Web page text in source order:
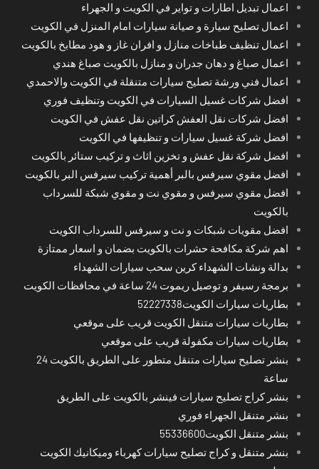
اعمال تبديل اطارات و تواير في الكويت و الجهراء
اعمال تصليح سيارة و صيانة سيارات امام المنزل في الكويت
اعمال تنظيف طباخات منازل و افران غاز و هود مطابخ بالكويت
اعمال صباغ و دهان جدران و منازل بالكويت صباغ هندي
اعمال فني ورشة تصليح سيارات متنقلة في الكويت والاحمدي
افضل شركات غسيل السيارات في الكويت وتنظيف فوري
افضل شركات نقل العفش كراتين نقل عفش في الكويت
افضل شركة غسيل سيارات و تنظيفها في الكويت
افضل شركة نقل عفش و تخزين اثاث و تركيب ستائر بالكويت
افضل مقوي سيرفس بالبر أهمية تركيب سيرفس البر بالكويت
افضل مقوي سيرفس و مقوي نت و مقوي شبكة للسرداب
بالكويت
افضل مقويات شبكات و نت و سيرفس للسرداب الكويت
اهم شركة مكافحة حشرات بالكويت بضمان و اسعار ممتازة
بدالة ونشات الشهداء كرين سحب سيارات الشهداء
برمجة رسيفر و توصيل ريموت 24 ساعة في محافظات الكويت
بطاريات سيارات الكويت52227338
بطاريات سيارات متنقل الكويت قريب على موقعي
بطاريات سيارات مكفولة قريب على موقعي
بنشر تصليح سيارات متنقل متطور على الطريق بالكويت 24
ساعة
بنشر كراج تصليح سيارات فينشر بالكويت على الطريق
بنشر متنقل الجهراء فوري
بنشر متنقل الكويت55336600
بنشر متنقل و كراج تصليح سيارات كهرباء وميكانيك الكويت